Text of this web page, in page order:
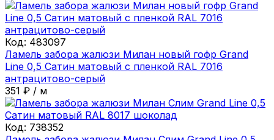
Код: 483097
Ламель забора жалюзи Милан новый гофр Grand
Line 0,5 Сатин матовый с пленкой RAL 7016
антрацитово-серый
351 ₽ / м
Код: 738352